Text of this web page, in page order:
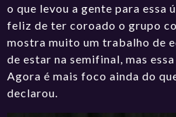
o que levou a gente para essa
feliz de ter coroado o grupo
mostra muito um trabalho de
de estar na semifinal, mas
Agora é mais foco ainda do
declarou.